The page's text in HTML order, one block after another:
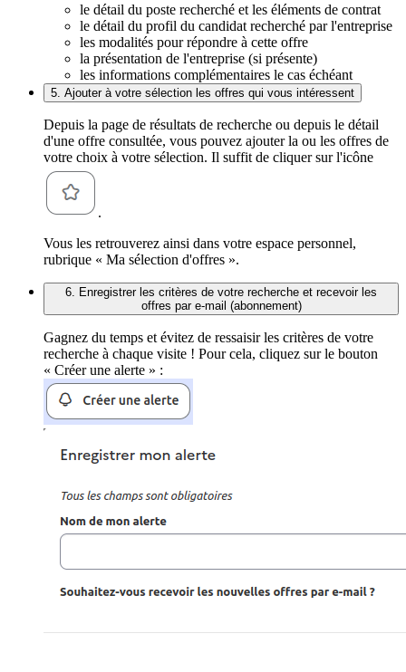
le détail du poste recherché et les éléments de contrat
le détail du profil du candidat recherché par l'entreprise
les modalités pour répondre à cette offre
la présentation de l'entreprise (si présente)
les informations complémentaires le cas échéant
5. Ajouter à votre sélection les offres qui vous intéressent
Depuis la page de résultats de recherche ou depuis le détail
d'une offre consultée, vous pouvez ajouter la ou les offres de
votre choix à votre sélection. Il suffit de cliquer sur l'icône
.
Vous les retrouverez ainsi dans votre espace personnel,
rubrique « Ma sélection d'offres ».
6. Enregistrer les critères de votre recherche et recevoir les
offres par e-mail (abonnement)
Gagnez du temps et évitez de ressaisir les critères de votre
recherche à chaque visite ! Pour cela, cliquez sur le bouton
« Créer une alerte » :